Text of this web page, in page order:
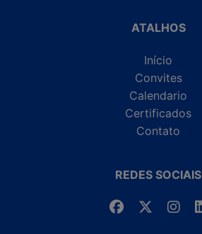
ATALHOS
Início
Convites
Calendario
Certificados
Contato
REDES SOCIAIS